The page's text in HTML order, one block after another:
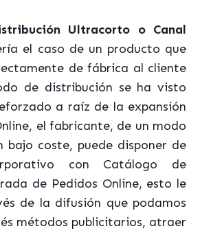
Ultracorto o Canal
el caso de un producto que
de fábrica al cliente
de distribución se ha visto
a raíz de la expansión
el fabricante, de un modo
bajo coste, puede disponer de
con Catálogo de
de Pedidos Online, esto le
de la difusión que podamos
métodos publicitarios, atraer